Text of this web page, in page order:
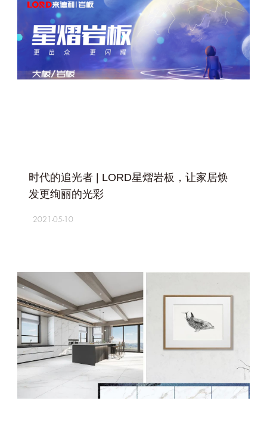
时代的追光者 | LORD星熠岩板，让家居焕
发更绚丽的光彩
2021-05-10